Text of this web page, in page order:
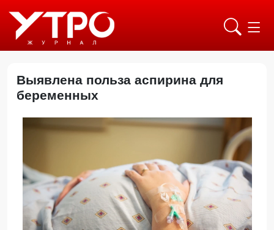
Выявлена польза аспирина для
беременных